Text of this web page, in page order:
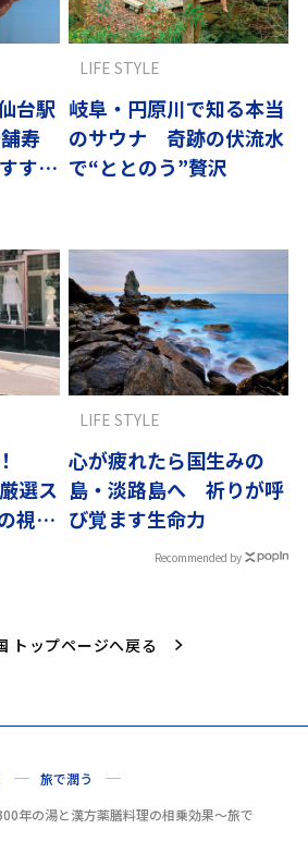
台駅
寿
すめ
岐阜・円原川で知る本当
のサウナ 奇跡の伏流水
で“ととのう”贅沢
LIFE STYLE
選ス
視点
心が疲れたら国生みの
島・淡路島へ 祈りが呼
び覚ます生命力
LIFE STYLE
Recommended by
トップページへ戻る
旅で潤う
年の湯と漢方薬膳料理の相乗効果〜旅で